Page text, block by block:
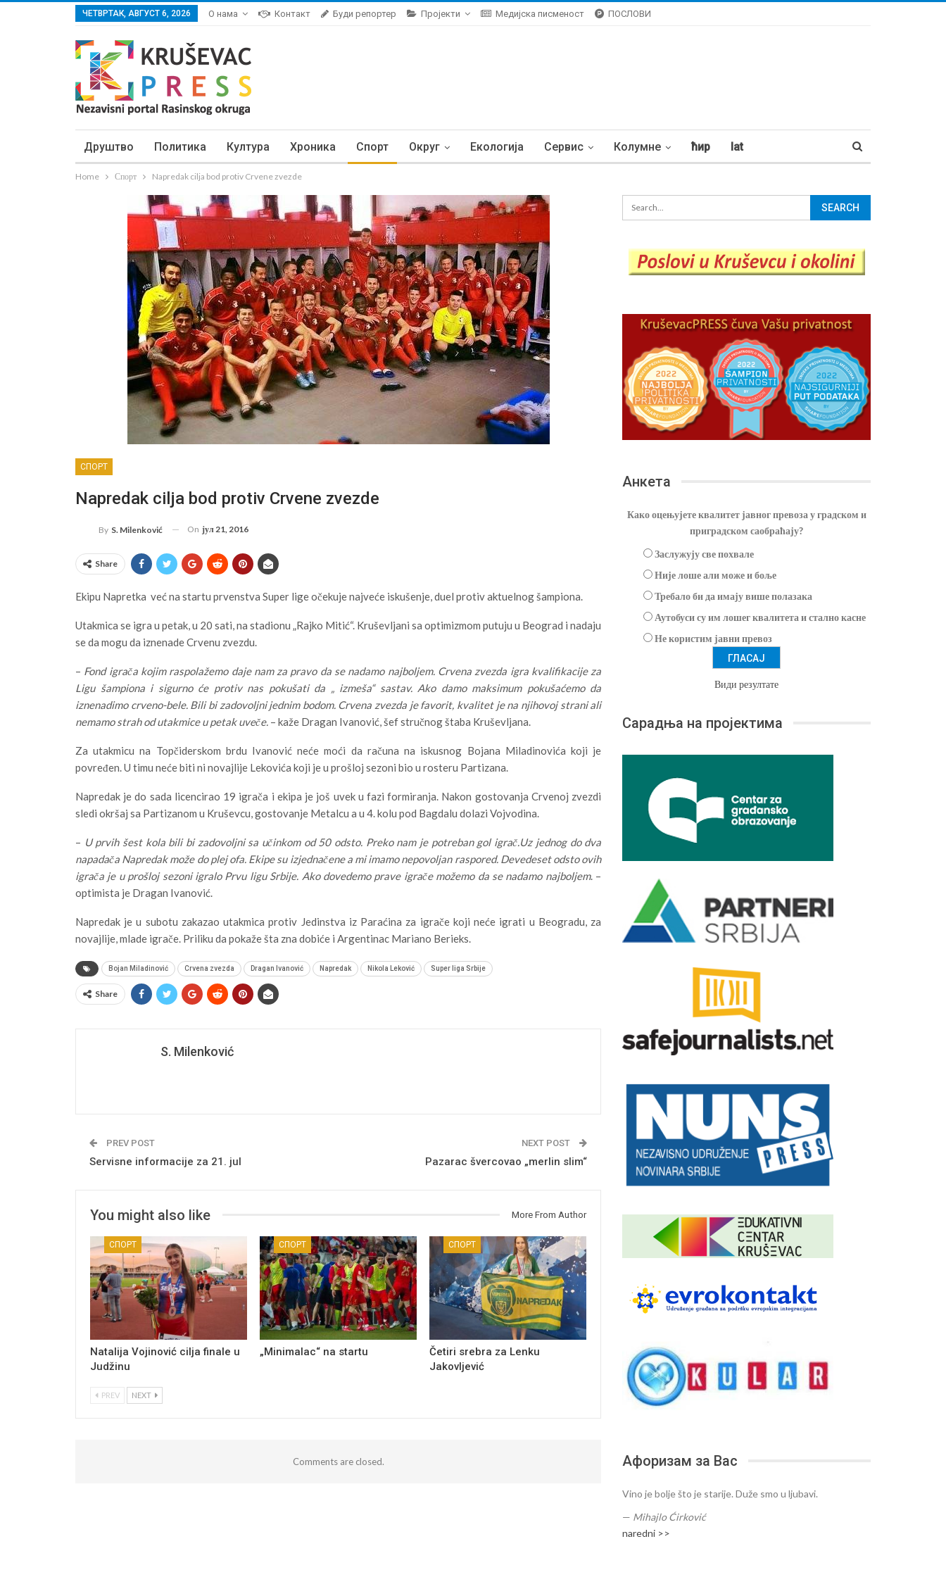
ЧЕТВРТАК, АВГУСТ 6, 2026 О нама Контакт Буди репортер Пројекти Медијска писменост ПОСЛОВИ
Друштво Политика Култура Хроника Спорт Округ Екологија Сервис Колумне ћир lat
Home Спорт Napredak cilja bod protiv Crvene zvezde
СПОРТ
Napredak cilja bod protiv Crvene zvezde
By S. Milenković On јул 21, 2016
Share
Ekipu Napretka već na startu prvenstva Super lige očekuje najveće iskušenje, duel protiv aktuelnog šampiona.
Utakmica se igra u petak, u 20 sati, na stadionu „Rajko Mitić“. Kruševljani sa optimizmom putuju u Beograd i nadaju
se da mogu da iznenade Crvenu zvezdu.
– Fond igrača kojim raspolažemo daje nam za pravo da se nadamo najboljem. Crvena zvezda igra kvalifikacije za
Ligu šampiona i sigurno će protiv nas pokušati da „ izmeša“ sastav. Ako damo maksimum pokušaćemo da
iznenadimo crveno-bele. Bili bi zadovoljni jednim bodom. Crvena zvezda je favorit, kvalitet je na njihovoj strani ali
nemamo strah od utakmice u petak uveče. – kaže Dragan Ivanović, šef stručnog štaba Kruševljana.
Za utakmicu na Topčiderskom brdu Ivanović neće moći da računa na iskusnog Bojana Miladinovića koji je
povređen. U timu neće biti ni novajlije Lekovića koji je u prošloj sezoni bio u rosteru Partizana.
Napredak je do sada licencirao 19 igrača i ekipa je još uvek u fazi formiranja. Nakon gostovanja Crvenoj zvezdi
sledi okršaj sa Partizanom u Kruševcu, gostovanje Metalcu a u 4. kolu pod Bagdalu dolazi Vojvodina.
– U prvih šest kola bili bi zadovoljni sa učinkom od 50 odsto. Preko nam je potreban gol igrač.Uz jednog do dva
napadača Napredak može do plej ofa. Ekipe su izjednačene a mi imamo nepovoljan raspored. Devedeset odsto ovih
igrača je u prošloj sezoni igralo Prvu ligu Srbije. Ako dovedemo prave igrače možemo da se nadamo najboljem. –
optimista je Dragan Ivanović.
Napredak je u subotu zakazao utakmica protiv Jedinstva iz Paraćina za igrače koji neće igrati u Beogradu, za
novajlije, mlade igrače. Priliku da pokaže šta zna dobiće i Argentinac Mariano Berieks.
Bojan Miladinović Crvena zvezda Dragan Ivanović Napredak Nikola Leković Super liga Srbije
Share
S. Milenković
PREV POST
Servisne informacije za 21. jul
NEXT POST
Pazarac švercovao „merlin slim“
You might also like More From Author
СПОРТ
Natalija Vojinović cilja finale u
Judžinu
СПОРТ
„Minimalac“ na startu
СПОРТ
Četiri srebra za Lenku
Jakovljević
PREV NEXT
Comments are closed.
Анкета
Како оцењујете квалитет јавног превоза у градском и
приградском саобраћају?
Заслужују све похвале
Није лоше али може и боље
Требало би да имају више полазака
Аутобуси су им лошег квалитета и стално касне
Не користим јавни превоз
Види резултате
Сарадња на пројектима
Афоризам за Вас
Vino je bolje što je starije. Duže smo u ljubavi.
— Mihajlo Ćirković
naredni >>